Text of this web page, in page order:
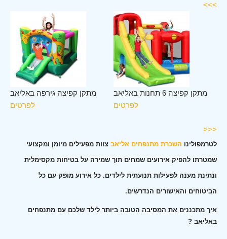
>>>
מתקן קפיצה גירפה באליאב
לפרטים
מתקן קפיצה 6 תחנות באליאב
לפרטים
<<<
לטרמפולינו השכרת מתנפחים אליאב צוות מפעילים מיומן ומקצועי
שמטרתו להפיק אירועים שמחים תוך שמירה על בטיחות מקסימלית
ונתינת מענה לפעילות תנועתית לילדים. כל אירוע מופק עם כל
הביטוחים והאישורים הנדרשים.
איך מתכננים את המסיבה הטובה ביותר לילד שלכם עם מתנפחים
באליאב ?